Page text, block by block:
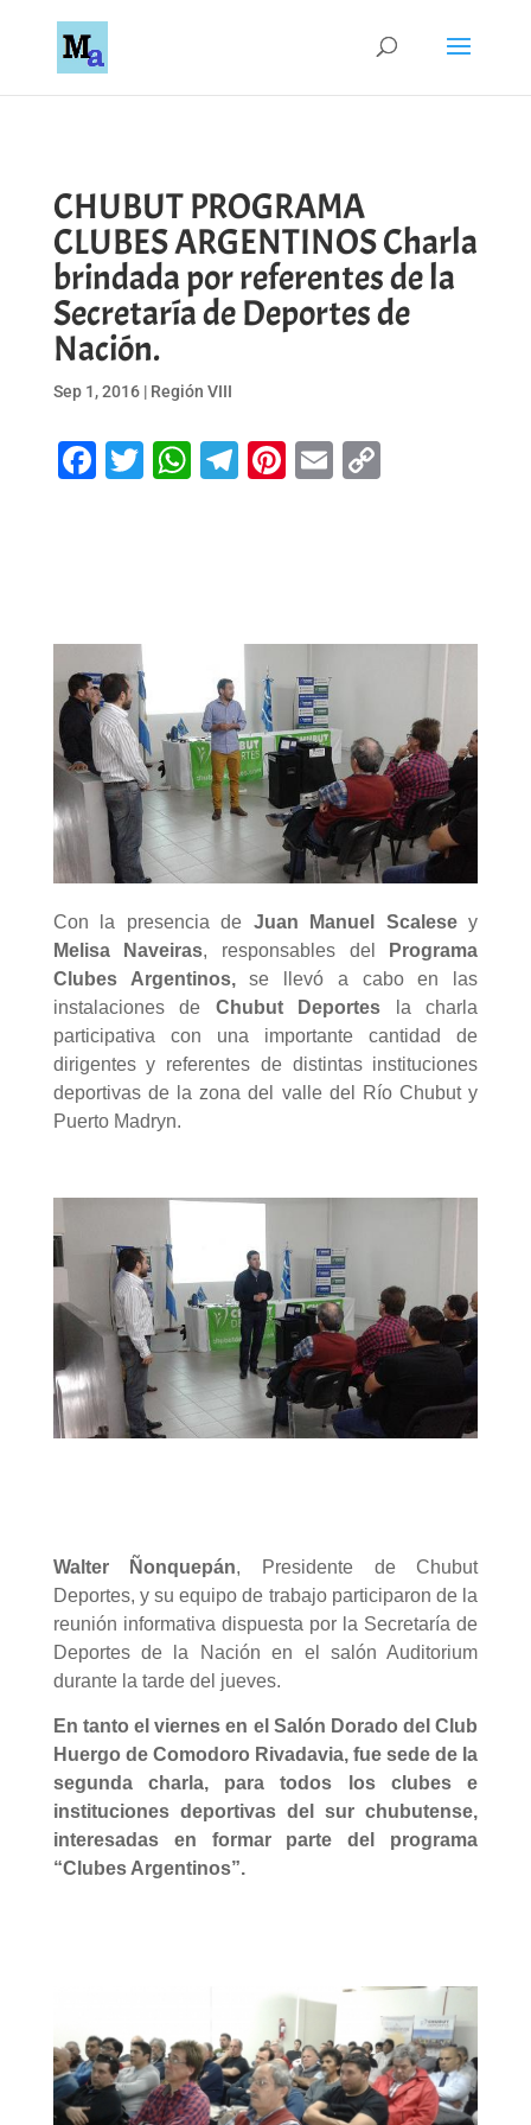
CHUBUT PROGRAMA
CLUBES ARGENTINOS Charla
brindada por referentes de la
Secretaría de Deportes de
Nación.
Sep 1, 2016| Región VIII
Facebook
Twitter
WhatsApp
Telegram
Pinterest
EmailCopy
Con la presencia de Juan Manuel Scalesey
Melisa Naveiras, responsables del
Programa
Clubes Argentinos,se llevó a cabo en las
instalaciones de Chubut Deportes la charla
participativa con una importante cantidad de
dirigentes y referentes de distintas instituciones
deportivas de la zona del valle del Río Chubut y
Puerto Madryn.
Walter Ñonquepán, Presidente de Chubut
Deportes, y su equipo de trabajo participaron de la
reunión informativa dispuesta por la Secretaría de
Deportes de la Nación en el salón Auditorium
durante la tarde del jueves.
En tanto el viernes en el Salón Dorado del Club
Huergo de Comodoro Rivadavia, fue sede de la
segunda charla, para todos los clubes e
instituciones deportivas del sur chubutense,
interesadas en formar parte del programa
“Clubes Argentinos”.